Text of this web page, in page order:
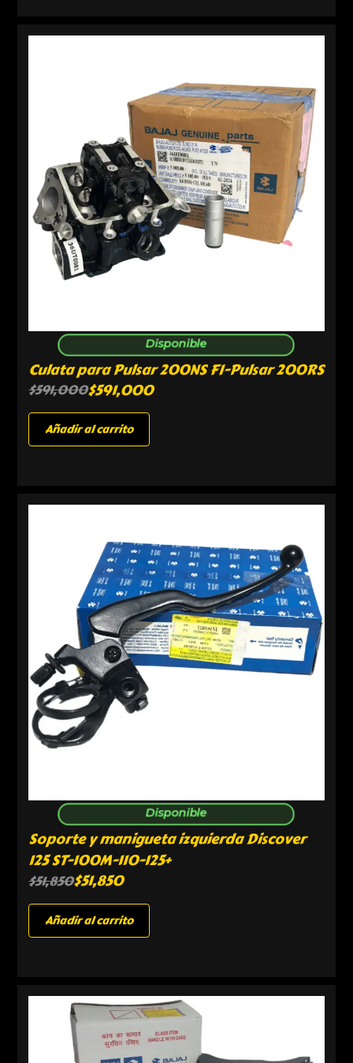
Disponible
Culata para Pulsar 200NS FI-Pulsar 200RS
$591,000$591,000
Añadir al carrito
Disponible
Soporte y manigueta izquierda Discover
125 ST-100M-110-125+
$51,850$51,850
Añadir al carrito